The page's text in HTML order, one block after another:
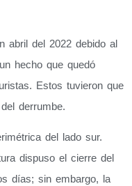
abril del 2022 debido al
hecho que quedó
Estos tuvieron que
derrumbe.
del lado sur.
dispuso el cierre del
días; sin embargo, la